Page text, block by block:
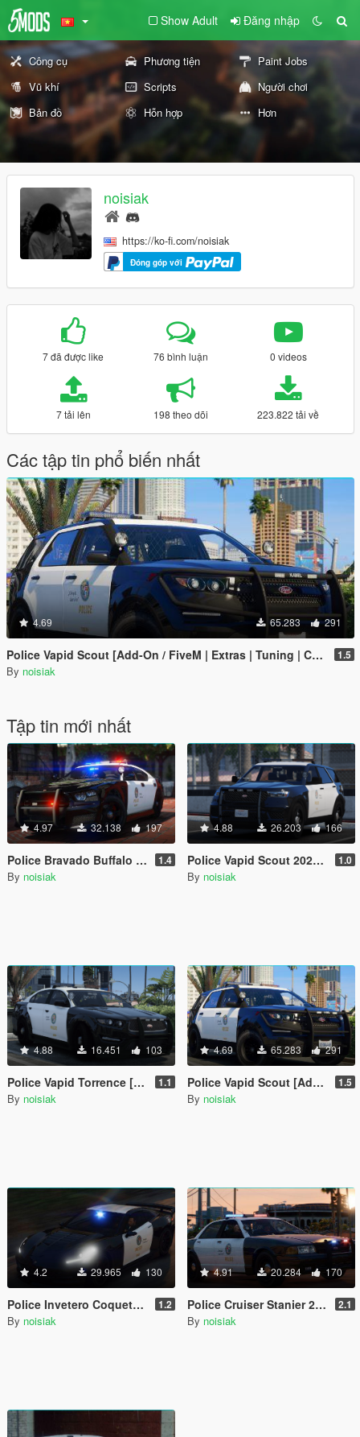
Show Adult Đăng nhập
Công cụ Phương tiện
Paint Jobs
Vũ khí
Scripts
Người chơi
Bản đồ
Hỗn hợp Hơn
noisiak
https://ko-fi.com/noisiak
Đóng góp với
7 đã được like 76 bình luận 0 videos
7 tải lên 198 theo dõi 223.822 tải về
Các tập tin phổ biến nhất
4.69 65.283 291
Police Vapid Scout [Add-On / FiveM | Extras | Tuning | CallSign System | Rotating Spotlights] 1.5
By noisiak
Tập tin mới nhất
4.97 32.138 197
Police Bravado Buffalo S [Add-On / FiveM | Extras | Tuning | CallSign System] 1.4
By noisiak
4.88 26.203 166
Police Vapid Scout 2020 [Add-On / FiveM | Extras | CallSign System] 1.0
By noisiak
4.88 16.451 103
Police Vapid Torrence [Add-On / FiveM | Extras | Tuning | Unmarked] 1.1
By noisiak
4.69 65.283 291
Police Vapid Scout [Add-On / FiveM | Extras | Tuning | CallSign System | Rotating Spotlights] 1.5
By noisiak
4.2 29.965 130
Police Invetero Coquette [Add-On / FiveM | Extras | Tuning | CallSign System] 1.2
By noisiak
4.91 20.284 170
Police Cruiser Stanier 2nd Generation [Add-On / FiveM | Liveries | Extras | Tuning | CallSign System | Rotating Spotlights] 2.1
By noisiak